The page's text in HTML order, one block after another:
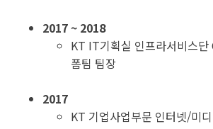
2017 ~ 2018
KT IT기획실 인프라서비스
폼팀 팀장
2017
KT 기업사업부문 인터넷/미